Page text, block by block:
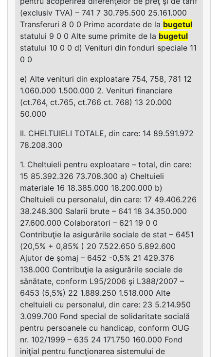
(exclusiv TVA) – 741 7 30.795.500 25.161.000
Transferuri 8 0 0 Prime acordate de la bugetul
statului 9 0 0 Alte sume primite de la bugetul
statului 10 0 0 d) Venituri din fonduri speciale 11
0 0
e) Alte venituri din exploatare 754, 758, 781 12
1.060.000 1.500.000 2. Venituri financiare
(ct.764, ct.765, ct.766 ct. 768) 13 20.000
50.000
II. CHELTUIELI TOTALE, din care: 14 89.591.972
78.208.300
1. Cheltuieli pentru exploatare – total, din care:
15 85.392.326 73.708.300 a) Cheltuieli
materiale 16 18.385.000 18.200.000 b)
Cheltuieli cu personalul, din care: 17 49.406.226
38.248.300 Salarii brute – 641 18 34.350.000
27.600.000 Colaboratori – 621 19 0 0
Contribuţie la asigurările sociale de stat – 6451
(20,5% + 0,85% ) 20 7.522.650 5.892.600
Ajutor de şomaj – 6452 -0,5% 21 429.376
138.000 Contribuţie la asigurările sociale de
sănătate, conform L95/2006 şi L388/2007 –
6453 (5,5%) 22 1.889.250 1.518.000 Alte
cheltuieli cu personalul, din care: 23 5.214.950
3.099.700 Fond special de solidaritate socială
pentru persoanele cu handicap, conform OUG
nr. 102/1999 – 635 24 171.750 160.000 Fond
iniţial pentru funcţionarea sistemului de